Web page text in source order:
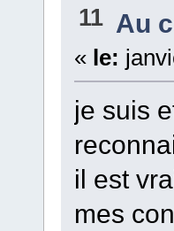
11 Au
« le:
je suis
il est
mes